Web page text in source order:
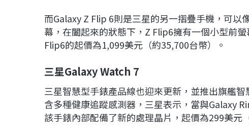
而Galaxy Z Flip 6則是三星的另一摺疊手機，可
幕，在闔起來的狀態下，Z Flip6擁有一個小型前
Flip6的起價為1,099美元（約35,700台幣）。
三星Galaxy Watch 7
三星智慧型手錶產品線也迎來更新，並推出旗艦
含多種健康追蹤感測器，三星表示，當與Galaxy
該手錶內部配備了新的處理晶片，起價為299美元